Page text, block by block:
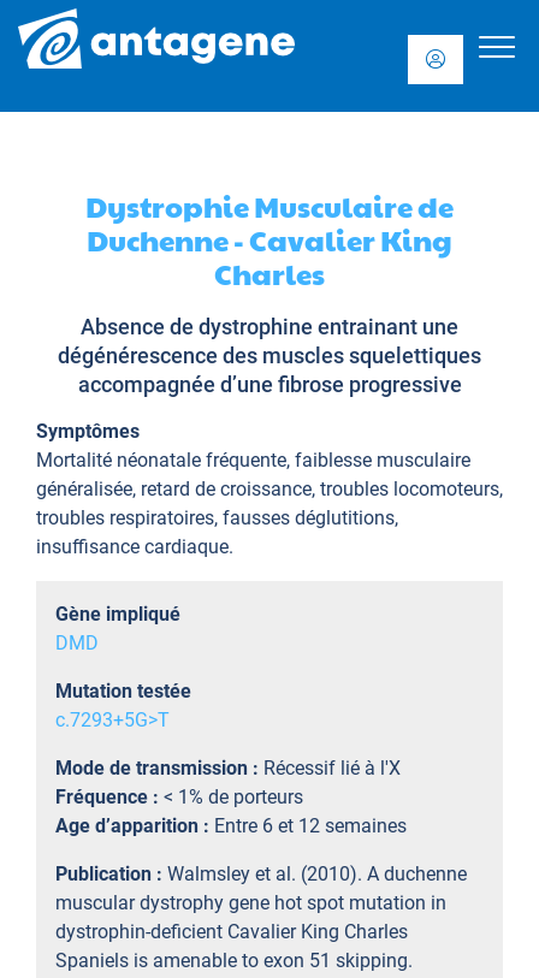
Dystrophie Musculaire de
Duchenne - Cavalier King
Charles
Absence de dystrophine entrainant une
dégénérescence des muscles squelettiques
accompagnée d’une fibrose progressive
Symptômes
Mortalité néonatale fréquente, faiblesse musculaire
généralisée, retard de croissance, troubles locomoteurs,
troubles respiratoires, fausses déglutitions,
insuffisance cardiaque.
Gène impliqué
DMD
Mutation testée
c.7293+5G>T
Mode de transmission : Récessif lié à l'X
Fréquence : < 1% de porteurs
Age d’apparition : Entre 6 et 12 semaines
Publication : Walmsley et al. (2010). A duchenne
muscular dystrophy gene hot spot mutation in
dystrophin-deficient Cavalier King Charles
Spaniels is amenable to exon 51 skipping.